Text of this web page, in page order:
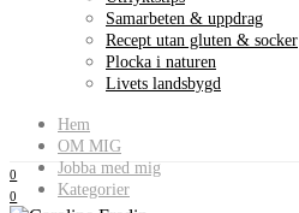
Samarbeten & uppdrag
Recept utan gluten & socker
Plocka i naturen
Livets landsbygd
Hem
OM MIG
Jobba med mig
Kategorier
0
0